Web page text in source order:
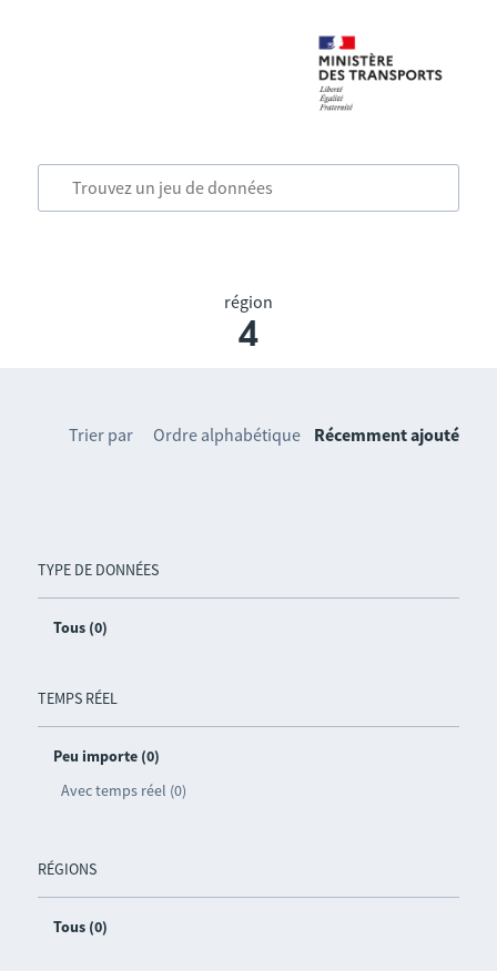
région
4
TYPE DE DONNÉES
Tous (0)
TEMPS RÉEL
Peu importe (0)
Avec temps réel (0)
RÉGIONS
Tous (0)
Trier par Ordre alphabétique Récemment ajouté